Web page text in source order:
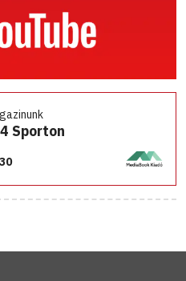
Sporton